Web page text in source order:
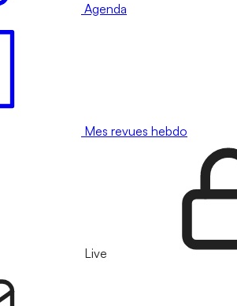
Agenda
Mes revues hebdo
Live